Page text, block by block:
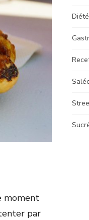
moment
par